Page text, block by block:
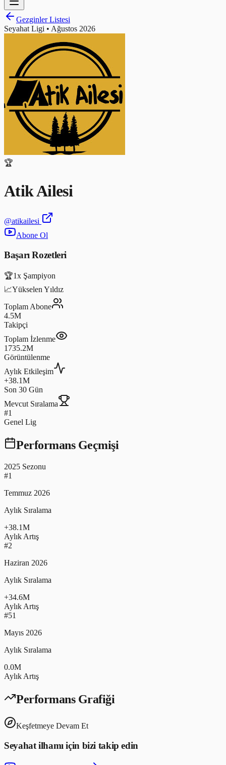
Gezginler Listesi
Seyahat Ligi • Ağustos 2026
🏆
Atik Ailesi
@atikailesi
Abone Ol
Başarı Rozetleri
🏆1x Şampiyon
📈Yükselen Yıldız
Toplam Abone
4.5M
Takipçi
Toplam İzlenme
1735.2M
Görüntülenme
Aylık Etkileşim
+38.1M
Son 30 Gün
Mevcut Sıralama
#1
Genel Lig
Performans Geçmişi
2025 Sezonu
#1
Temmuz 2026
Aylık Sıralama
+38.1M
Aylık Artış
#2
Haziran 2026
Aylık Sıralama
+34.6M
Aylık Artış
#51
Mayıs 2026
Aylık Sıralama
0.0M
Aylık Artış
Performans Grafiği
Keşfetmeye Devam Et
Seyahat ilhamı için bizi takip edin